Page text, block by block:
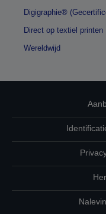
Digigraphie®
Direct op textiel printen
Wereldwijd